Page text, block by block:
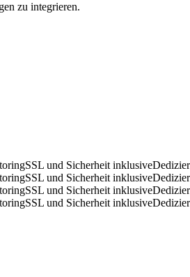
zu integrieren.
SSL und Sicherheit inklusive
SSL und Sicherheit inklusive
SSL und Sicherheit inklusive
SSL und Sicherheit inklusive